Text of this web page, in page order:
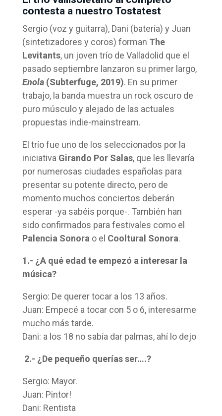
contesta a nuestro Tostatest
Sergio (voz y guitarra), Dani (batería) y Juan
(sintetizadores y coros) forman The
Levitants, un joven trío de Valladolid que el
pasado septiembre lanzaron su primer largo,
Enola(Subterfuge, 2019). En su primer
trabajo, la banda muestra un rock oscuro de
puro músculo y alejado de las actuales
propuestas indie-mainstream.
El trío fue uno de los seleccionados por la
iniciativa Girando Por Salas, que les llevaría
por numerosas ciudades españolas para
presentar su potente directo, pero de
momento muchos conciertos deberán
esperar -ya sabéis porque-. También han
sido confirmados para festivales como el
Palencia Sonora o el Cooltural Sonora.
1.- ¿A qué edad te empezó a interesar la
música?
Sergio: De querer tocar a los 13 años.
Juan: Empecé a tocar con 5 o 6, interesarme
mucho más tarde.
Dani: a los 18 no sabía dar palmas, ahí lo dejo
2.- ¿De pequeño querías ser….?
Sergio: Mayor.
Juan: Pintor!
Dani: Rentista